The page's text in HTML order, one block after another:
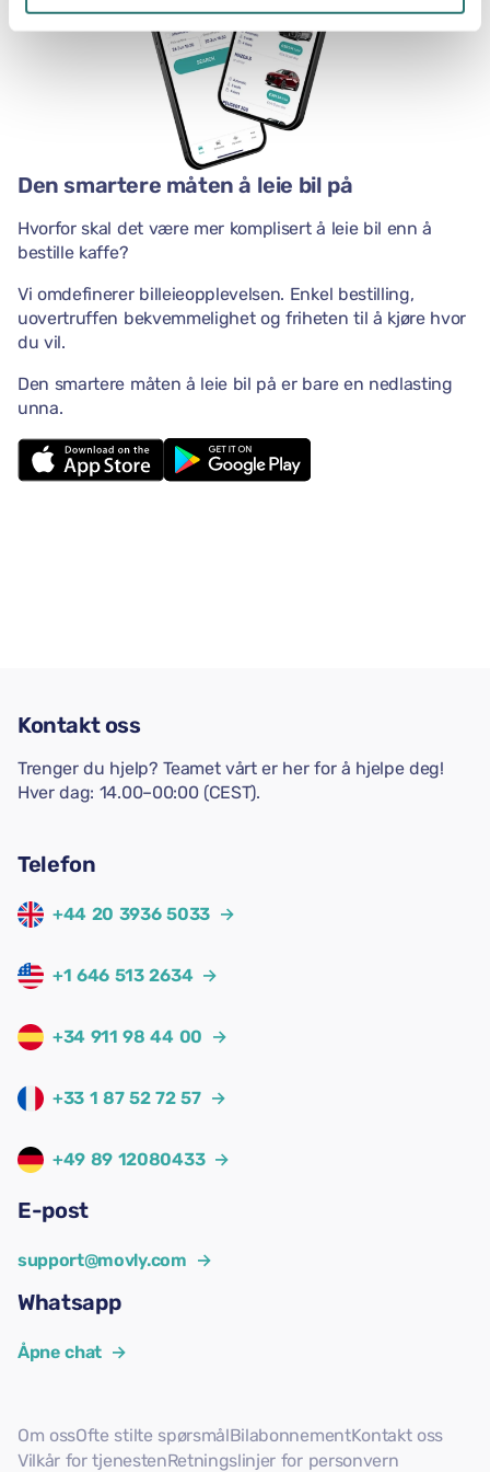
Den smartere måten å leie bil på
Hvorfor skal det være mer komplisert å leie bil enn å
bestille kaffe?
Vi omdefinerer billeieopplevelsen. Enkel bestilling,
uovertruffen bekvemmelighet og friheten til å kjøre hvor
du vil.
Den smartere måten å leie bil på er bare en nedlasting
unna.
Kontakt oss
Trenger du hjelp? Teamet vårt er her for å hjelpe deg!
Hver dag: 14.00–00:00 (CEST).
Telefon
+44 20 3936 5033 →
+1 646 513 2634 →
+34 911 98 44 00 →
+33 1 87 52 72 57 →
+49 89 12080433 →
E-post
support@movly.com →
Whatsapp
Åpne chat →
Om ossOfte stilte spørsmålBilabonnementKontakt oss
Vilkår for tjenestenRetningslinjer for personvern